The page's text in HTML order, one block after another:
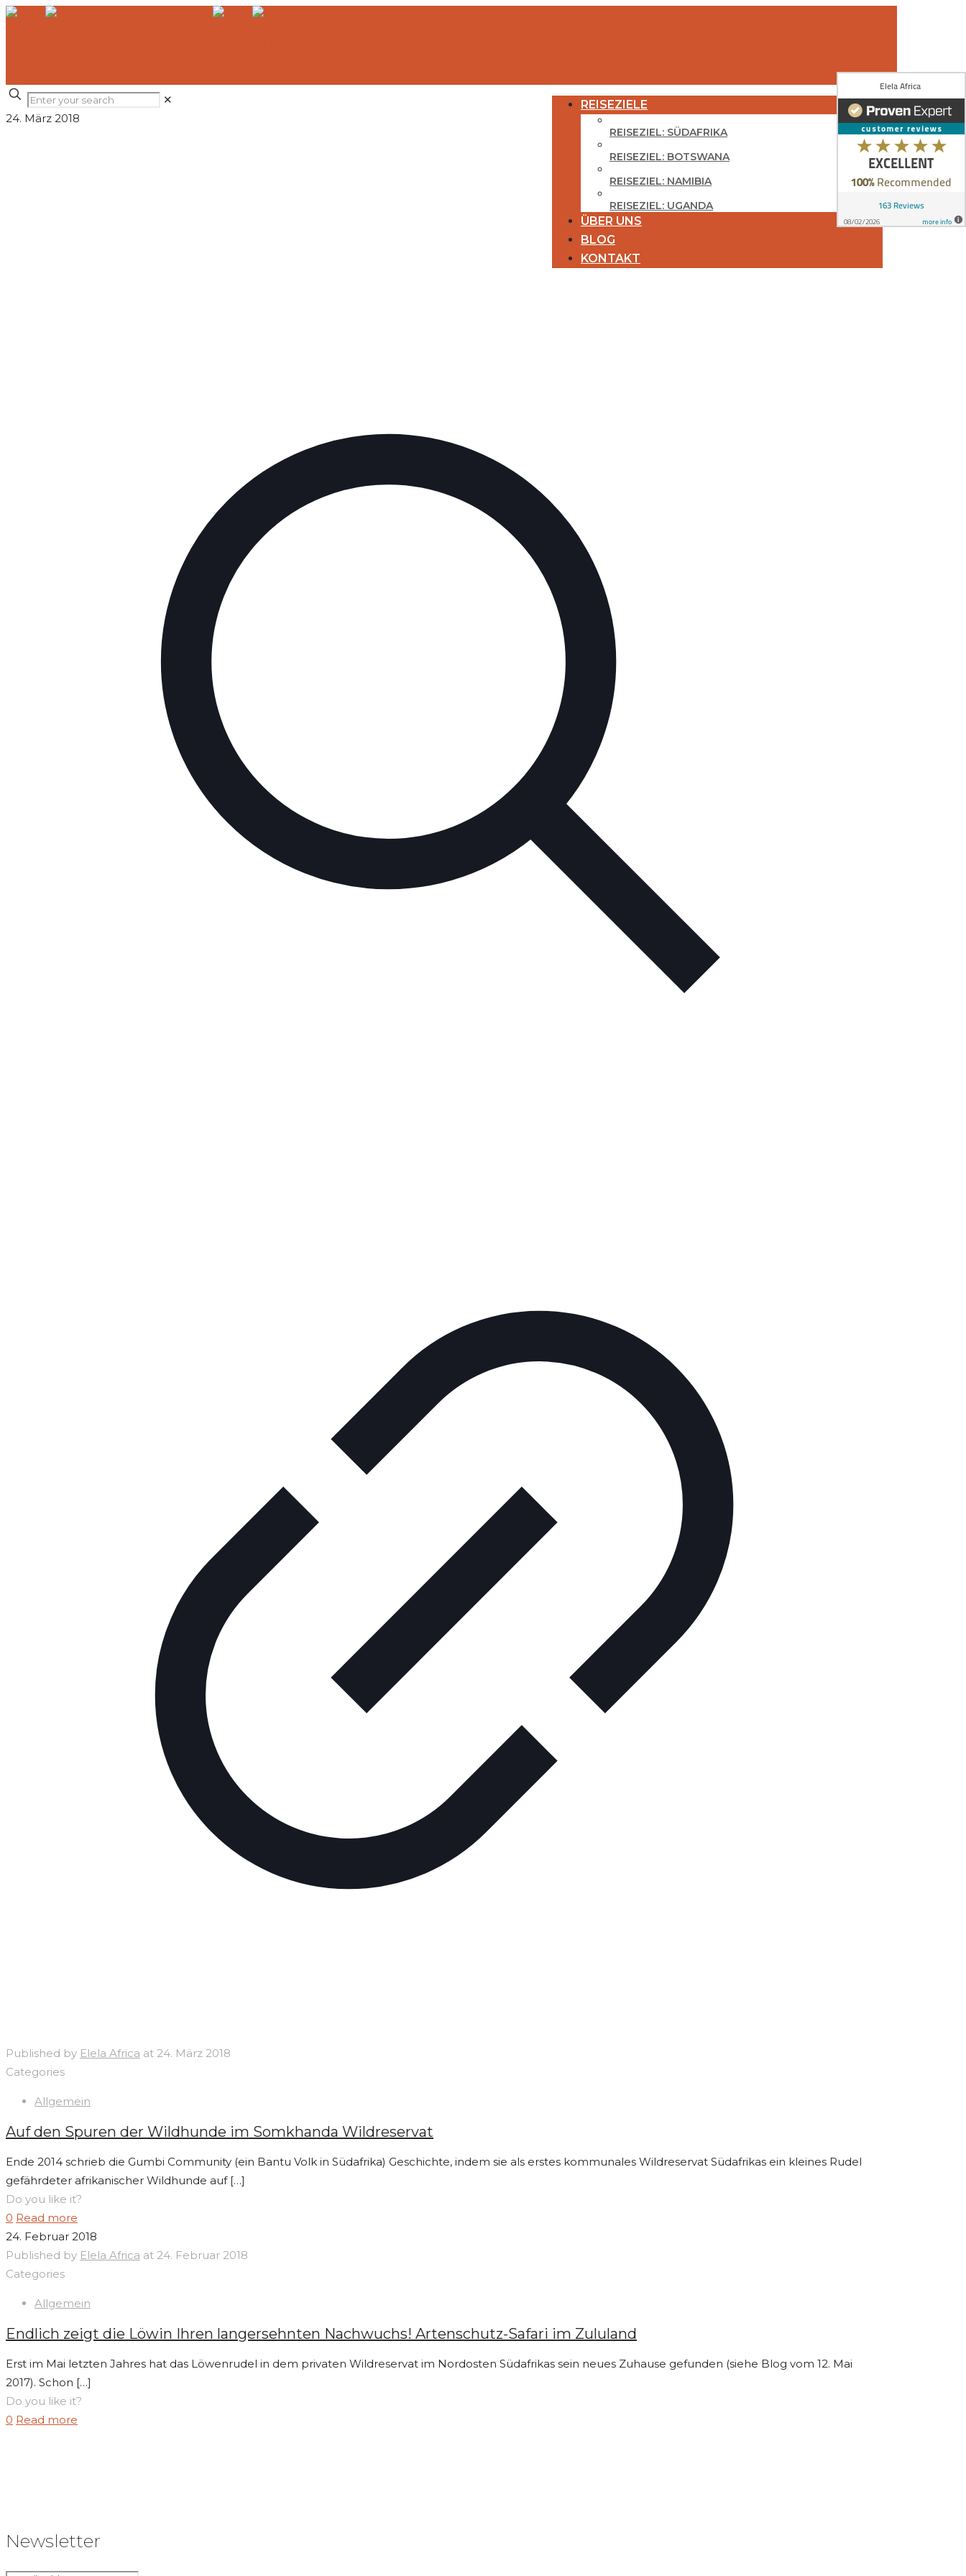
REISEZIELE
REISEZIEL: SÜDAFRIKA
REISEZIEL: BOTSWANA
REISEZIEL: NAMIBIA
REISEZIEL: UGANDA
ÜBER UNS
BLOG
KONTAKT
✕
24. März 2018
Published by Elela Africa at 24. März 2018
Categories
Allgemein
Auf den Spuren der Wildhunde im Somkhanda Wildreservat
Ende 2014 schrieb die Gumbi Community (ein Bantu Volk in Südafrika) Geschichte, indem sie als erstes kommunales Wildreservat Südafrikas ein kleines Rudel
gefährdeter afrikanischer Wildhunde auf[…]
Do you like it?
0 Read more
24. Februar 2018
Published by Elela Africa at 24. Februar 2018
Categories
Allgemein
Endlich zeigt die Löwin Ihren langersehnten Nachwuchs! Artenschutz-Safari im Zululand
Erst im Mai letzten Jahres hat das Löwenrudel in dem privaten Wildreservat im Nordosten Südafrikas sein neues Zuhause gefunden (siehe Blog vom 12. Mai
2017). Schon […]
Do you like it?
0 Read more
Newsletter